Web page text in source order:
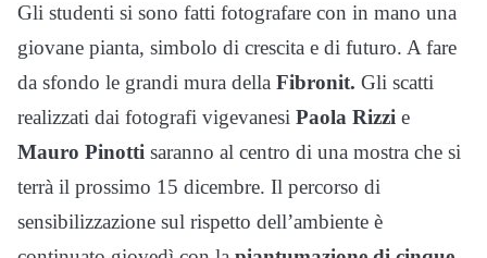
Gli studenti si sono fatti fotografare con in mano una
giovane pianta, simbolo di crescita e di futuro. A fare
da sfondo le grandi mura della Fibronit. Gli scatti
realizzati dai fotografi vigevanesi Paola Rizzi e
Mauro Pinotti saranno al centro di una mostra che si
terrà il prossimo 15 dicembre. Il percorso di
sensibilizzazione sul rispetto dell’ambiente è